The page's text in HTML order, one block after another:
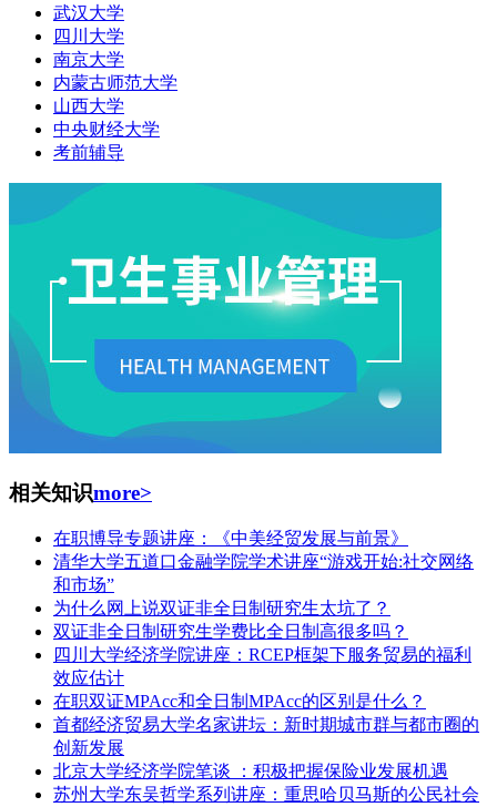
武汉大学
四川大学
南京大学
内蒙古师范大学
山西大学
中央财经大学
考前辅导
相关知识more>
在职博导专题讲座：《中美经贸发展与前景》
清华大学五道口金融学院学术讲座“游戏开始:社交网络
和市场”
为什么网上说双证非全日制研究生太坑了？
双证非全日制研究生学费比全日制高很多吗？
四川大学经济学院讲座：RCEP框架下服务贸易的福利
效应估计
在职双证MPAcc和全日制MPAcc的区别是什么？
首都经济贸易大学名家讲坛：新时期城市群与都市圈的
创新发展
北京大学经济学院笔谈 ：积极把握保险业发展机遇
苏州大学东吴哲学系列讲座：重思哈贝马斯的公民社会